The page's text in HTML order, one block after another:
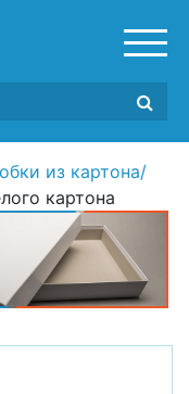
из картона/
картона